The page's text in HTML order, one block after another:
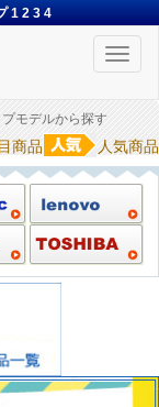
1 2 3 4
Toggle
モデルから探す
人気商品
商品